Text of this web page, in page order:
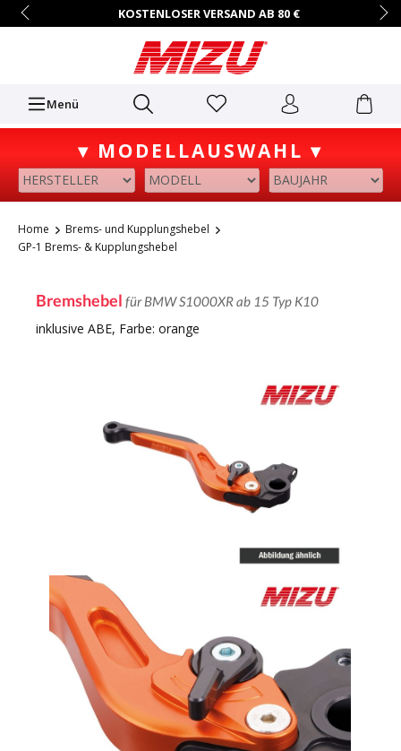
KOSTENLOSER VERSAND AB 80 €
14 TAGE RÜCKGABERECHT
HÄNDLER-ZUGANG AUF ANFRAGE
+49 (0)7731/9067-0
Mo.–Fr. • 9:00 – 16:00 Uhr
Menü
▾ MODELLAUSWAHL ▾
Home
Brems- und Kupplungshebel
GP-1 Brems- & Kupplungshebel
Bremshebel für BMW S1000XR ab 15 Typ K10
inklusive ABE, Farbe: orange